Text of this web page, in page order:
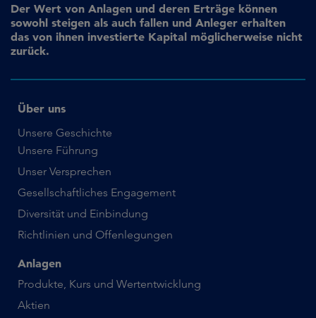
Der Wert von Anlagen und deren Erträge können
sowohl steigen als auch fallen und Anleger erhalten
das von ihnen investierte Kapital möglicherweise nicht
zurück.
Über uns
Unsere Geschichte
Unsere Führung
Unser Versprechen
Gesellschaftliches Engagement
Diversität und Einbindung
Richtlinien und Offenlegungen
Anlagen
Produkte, Kurs und Wertentwicklung
Aktien